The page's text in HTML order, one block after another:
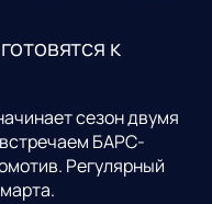
к
сезон двумя
БАРС-
Регулярный